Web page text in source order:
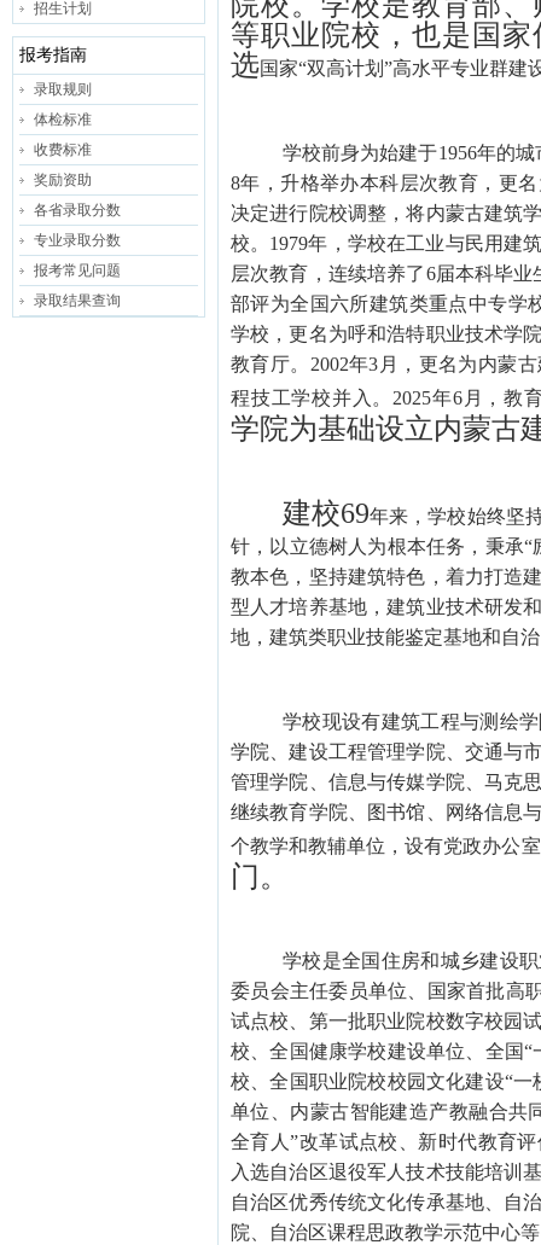
招生计划
报考指南
录取规则
体检标准
收费标准
奖励资助
各省录取分数
专业录取分数
报考常见问题
录取结果查询
等职业院校，也是国
选国家“双高计划”高水平专业群建
学校前身为始建于1956年的
8年，升格举办本科层次教育，更
决定进行院校调整，将内蒙古建筑
校。1979年，学校在工业与民用建
层次教育，连续培养了6届本科毕
部评为全国六所建筑类重点中专学
学校，更名为呼和浩特职业技术学
教育厅。2002年3月，更名为内蒙
程技工学校并入。2025年6月，教
学院为基础设立内蒙古
建校69年来，学校始终坚
针，以立德树人为根本任务，秉承“
教本色，坚持建筑特色，着力打造
型人才培养基地，建筑业技术研发
地，建筑类职业技能鉴定基地和自
学校现设有建筑工程与测绘
学院、建设工程管理学院、交通与
管理学院、信息与传媒学院、马克
继续教育学院、图书馆、网络信息
个教学和教辅单位，设有党政办公
门。
学校是全国住房和城乡建设
委员会主任委员单位、国家首批高
试点校、第一批职业院校数字校园
校、全国健康学校建设单位、全国
校、全国职业院校校园文化建设“
单位、内蒙古智能建造产教融合共
全育人”改革试点校、新时代教育
入选自治区退役军人技术技能培训
自治区优秀传统文化传承基地、自
院、自治区课程思政教学示范中心